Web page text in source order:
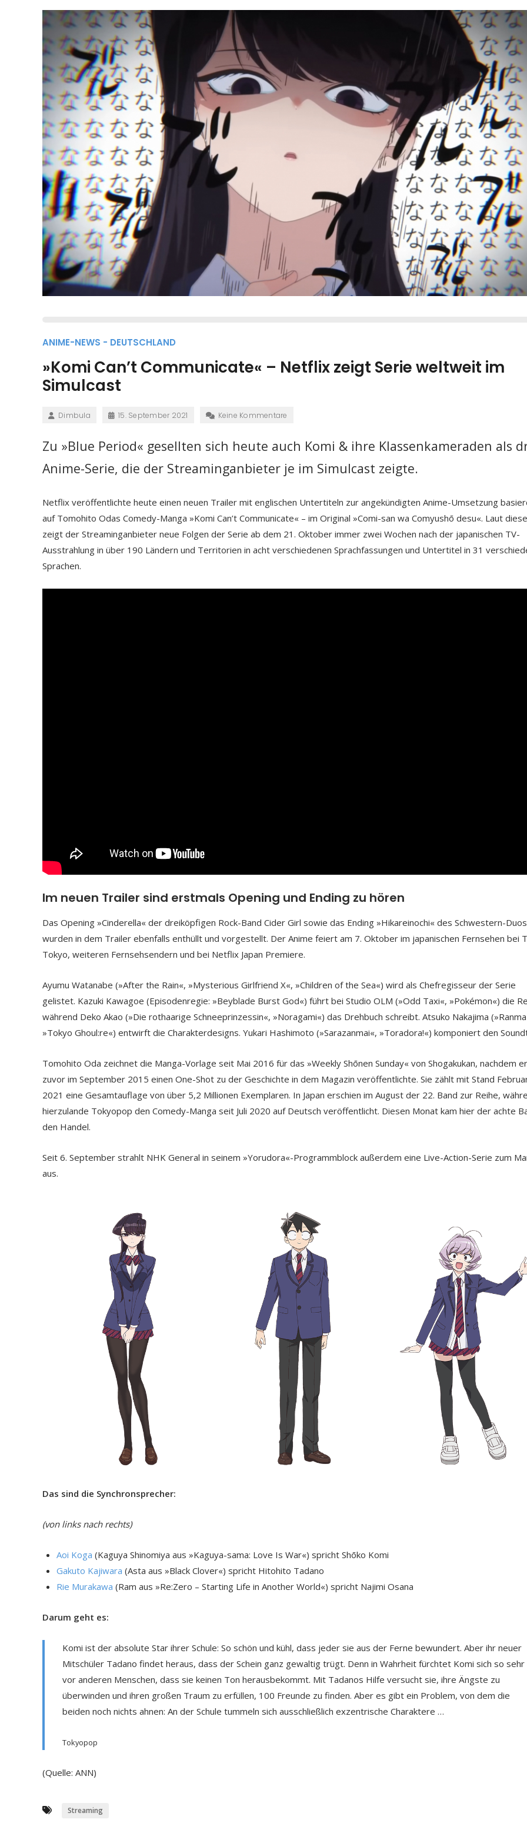
ANIME-NEWS - DEUTSCHLAND
»Komi Can’t Communicate« – Netflix zeigt Serie weltweit im
Simulcast
Dimbula 15. September 2021 Keine Kommentare
Zu »Blue Period« gesellten sich heute auch Komi & ihre Klassenkameraden als
Anime-Serie, die der Streaminganbieter je im Simulcast zeigte.
Netflix veröffentlichte heute einen neuen Trailer mit englischen Untertiteln zur angekündigten Anime-Umsetzung
auf Tomohito Odas Comedy-Manga »Komi Can’t Communicate« – im Original »Comi-san wa Comyushō desu«. Laut
zeigt der Streaminganbieter neue Folgen der Serie ab dem 21. Oktober immer zwei Wochen nach der japanischen TV-
Ausstrahlung in über 190 Ländern und Territorien in acht verschiedenen Sprachfassungen und Untertitel in 31
Sprachen.
Im neuen Trailer sind erstmals Opening und Ending zu hören
Das Opening »Cinderella« der dreiköpfigen Rock-Band Cider Girl sowie das Ending »Hikareinochi« des Schwestern-
wurden in dem Trailer ebenfalls enthüllt und vorgestellt. Der Anime feiert am 7. Oktober im japanischen Fernsehen bei
Tokyo, weiteren Fernsehsendern und bei Netflix Japan Premiere.
Ayumu Watanabe (»After the Rain«, »Mysterious Girlfriend X«, »Children of the Sea«) wird als Chefregisseur der Serie
gelistet. Kazuki Kawagoe (Episodenregie: »Beyblade Burst God«) führt bei Studio OLM (»Odd Taxi«, »Pokémon«) die
während Deko Akao (»Die rothaarige Schneeprinzessin«, »Noragami«) das Drehbuch schreibt. Atsuko Nakajima
»Tokyo Ghoul:re«) entwirft die Charakterdesigns. Yukari Hashimoto (»Sarazanmai«, »Toradora!«) komponiert den
Tomohito Oda zeichnet die Manga-Vorlage seit Mai 2016 für das »Weekly Shōnen Sunday« von Shogakukan, nachdem er
zuvor im September 2015 einen One-Shot zu der Geschichte in dem Magazin veröffentlichte. Sie zählt mit Stand
2021 eine Gesamtauflage von über 5,2 Millionen Exemplaren. In Japan erschien im August der 22. Band zur Reihe,
hierzulande Tokyopop den Comedy-Manga seit Juli 2020 auf Deutsch veröffentlicht. Diesen Monat kam hier der achte
den Handel.
Seit 6. September strahlt NHK General in seinem »Yorudora«-Programmblock außerdem eine Live-Action-Serie zum
aus.
Das sind die Synchronsprecher:
(von links nach rechts)
Aoi Koga (Kaguya Shinomiya aus »Kaguya-sama: Love Is War«) spricht Shōko Komi
Gakuto Kajiwara (Asta aus »Black Clover«) spricht Hitohito Tadano
Rie Murakawa (Ram aus »Re:Zero – Starting Life in Another World«) spricht Najimi Osana
Darum geht es:
Komi ist der absolute Star ihrer Schule: So schön und kühl, dass jeder sie aus der Ferne bewundert. Aber ihr neuer
Mitschüler Tadano findet heraus, dass der Schein ganz gewaltig trügt. Denn in Wahrheit fürchtet Komi sich so sehr
vor anderen Menschen, dass sie keinen Ton herausbekommt. Mit Tadanos Hilfe versucht sie, ihre Ängste zu
überwinden und ihren großen Traum zu erfüllen, 100 Freunde zu finden. Aber es gibt ein Problem, von dem die
beiden noch nichts ahnen: An der Schule tummeln sich ausschließlich exzentrische Charaktere …
Tokyopop
(Quelle: ANN)
Streaming